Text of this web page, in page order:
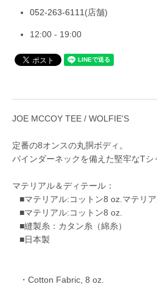
052-263-6111 (店舗)
12:00 - 19:00
JOE MCCOY TEE / WOLFIE'S
定番の8オンスの丸胴ボディ。
バインダーネックを備えた堅牢なTシ
マテリアル＆ディテール：
■マテリアル:コットン8 oz.マテリア
■マテリアル:コットン8 oz.
■縫製糸：カタン糸（綿糸）
■日本製
・Cotton Fabric, 8 oz.